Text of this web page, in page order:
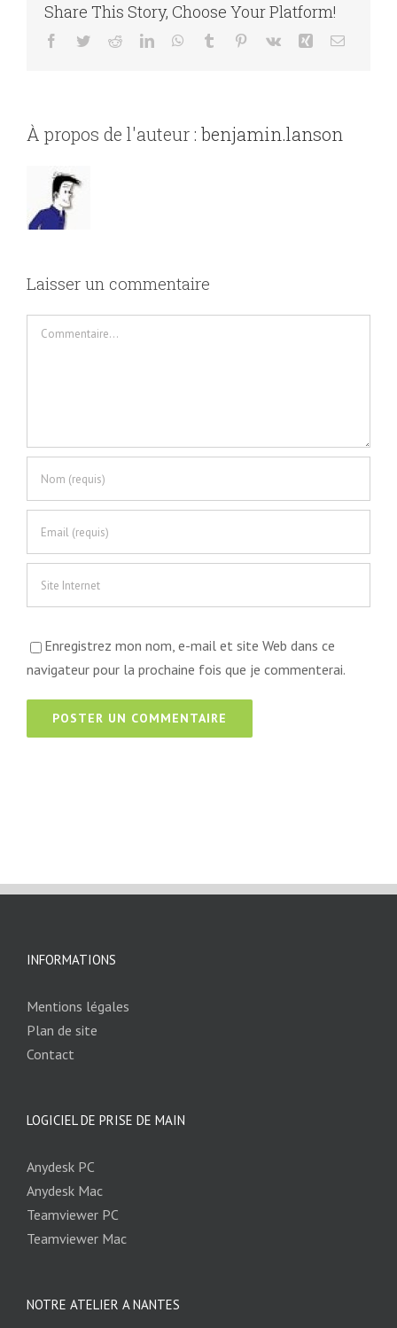
Share This Story, Choose Your Platform!
Facebook
TwitterRedditLinkedInWhatsApp
Tumblr Pinterest
Vk Xing Email
À propos de l'auteur : benjamin.lanson
Laisser un commentaire
Commentaire
Enregistrez mon nom, e-mail et site Web dans ce
navigateur pour la prochaine fois que je commenterai.
INFORMATIONS
Mentions légales
Plan de site
Contact
LOGICIEL DE PRISE DE MAIN
Anydesk PC
Anydesk Mac
Teamviewer PC
Teamviewer Mac
NOTRE ATELIER A NANTES